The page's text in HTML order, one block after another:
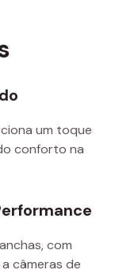
um toque
conforto na
com
câmeras de